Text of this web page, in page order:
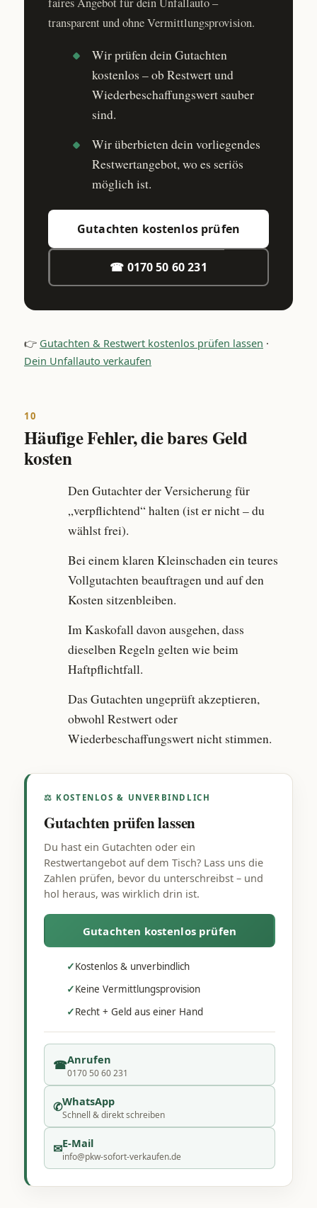
transparent und ohne Vermittlungsprovision.
Wir prüfen dein Gutachten
kostenlos – ob Restwert und
Wiederbeschaffungswert sauber
sind.
Wir überbieten dein vorliegendes
Restwertangebot, wo es seriös
möglich ist.
Gutachten kostenlos prüfen
☎ 0170 50 60 231
👉 Gutachten & Restwert kostenlos prüfen lassen ·
Dein Unfallauto verkaufen
10
Häufige Fehler, die bares Geld
kosten
Den Gutachter der Versicherung für
„verpflichtend“ halten (ist er nicht – du
wählst frei).
Bei einem klaren Kleinschaden ein teures
Vollgutachten beauftragen und auf den
Kosten sitzenbleiben.
Im Kaskofall davon ausgehen, dass
dieselben Regeln gelten wie beim
Haftpflichtfall.
Das Gutachten ungeprüft akzeptieren,
obwohl Restwert oder
Wiederbeschaffungswert nicht stimmen.
⚖ KOSTENLOS & UNVERBINDLICH
Gutachten prüfen lassen
Du hast ein Gutachten oder ein
Restwertangebot auf dem Tisch? Lass uns die
Zahlen prüfen, bevor du unterschreibst – und
hol heraus, was wirklich drin ist.
Gutachten kostenlos prüfen
✓Kostenlos & unverbindlich
✓Keine Vermittlungsprovision
✓Recht + Geld aus einer Hand
☎Anrufen
0170 50 60 231
✆WhatsApp
Schnell & direkt schreiben
✉E-Mail
info@pkw-sofort-verkaufen.de